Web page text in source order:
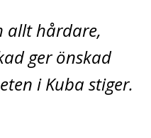
allt hårdare,
ger önskad
i Kuba stiger.